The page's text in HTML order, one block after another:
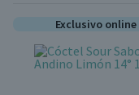
Exclusivo online